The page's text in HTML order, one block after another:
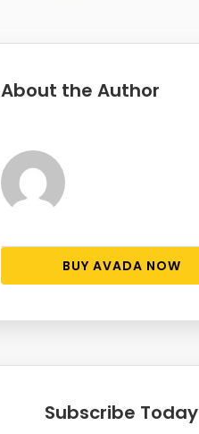
About the Author
BUY AVADA NOW
Subscribe Today